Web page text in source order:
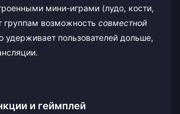
мини-играми (лудо, кости,
группам возможность совместной
удерживает пользователей дольше,
и геймплей